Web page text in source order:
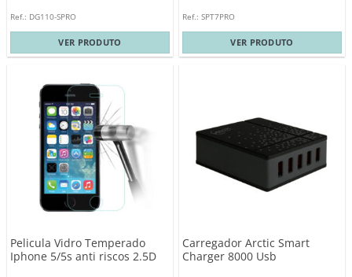
Ref.: DG110-SPRO
VER PRODUTO
Ref.: SPT7PRO
VER PRODUTO
Pelicula Vidro Temperado
Iphone 5/5s anti riscos 2.5D
Carregador Arctic Smart
Charger 8000 Usb